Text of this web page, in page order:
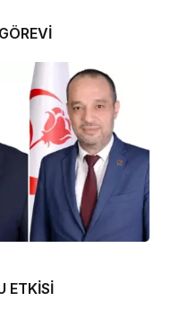
ETKİSİ